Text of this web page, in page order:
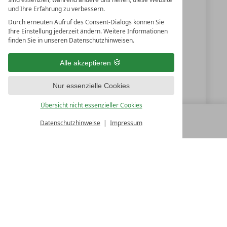
und Ihre Erfahrung zu verbessern.
Durch erneuten Aufruf des Consent-Dialogs können Sie
Ihre Einstellung jederzeit ändern. Weitere Informationen
finden Sie in unseren Datenschutzhinweisen.
Alle akzeptieren
Nur essenzielle Cookies
Übersicht nicht essenzieller Cookies
Datenschutzhinweise Impressum
ALLE RESORTS
+39 0471960200
+39 0471960064
info@seeleiten.it
www.seeleiten.it